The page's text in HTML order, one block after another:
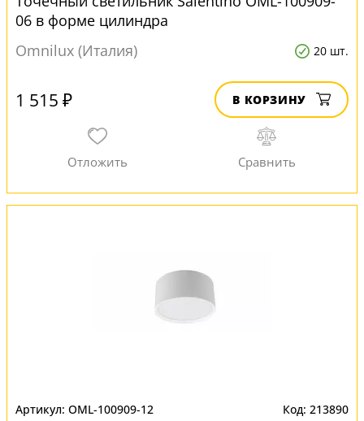
06 в форме цилиндра
Omnilux (Италия)
20 шт.
1 515 ₽ В КОРЗИНУ
OML-100909-12 213890